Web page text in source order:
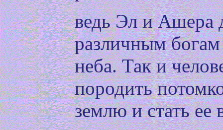
ведь Эл и Ашера
различным
неба. Так и
породить
землю и стать ее